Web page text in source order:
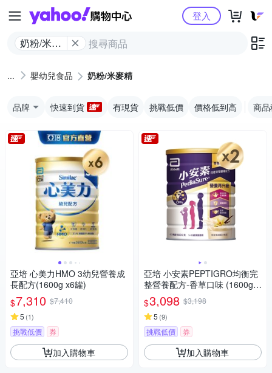
Yahoo購物中心
奶粉/米麥
登入
嬰幼兒食品 奶粉/米麥精
品牌 快速到貨 有現貨 挑戰低價 價格低到高 商
亞培 心美力HMO 3幼兒營養成
長配方(1600g x6罐)
$7,310 $7,410
5 (1)
挑戰低價 券
加入購物車
亞培 小安素PEPTIGRO均衡完
整營養配方-香草口味 (1600g x
2入)
$3,098 $3,198
5 (9)
挑戰低價 券
加入購物車